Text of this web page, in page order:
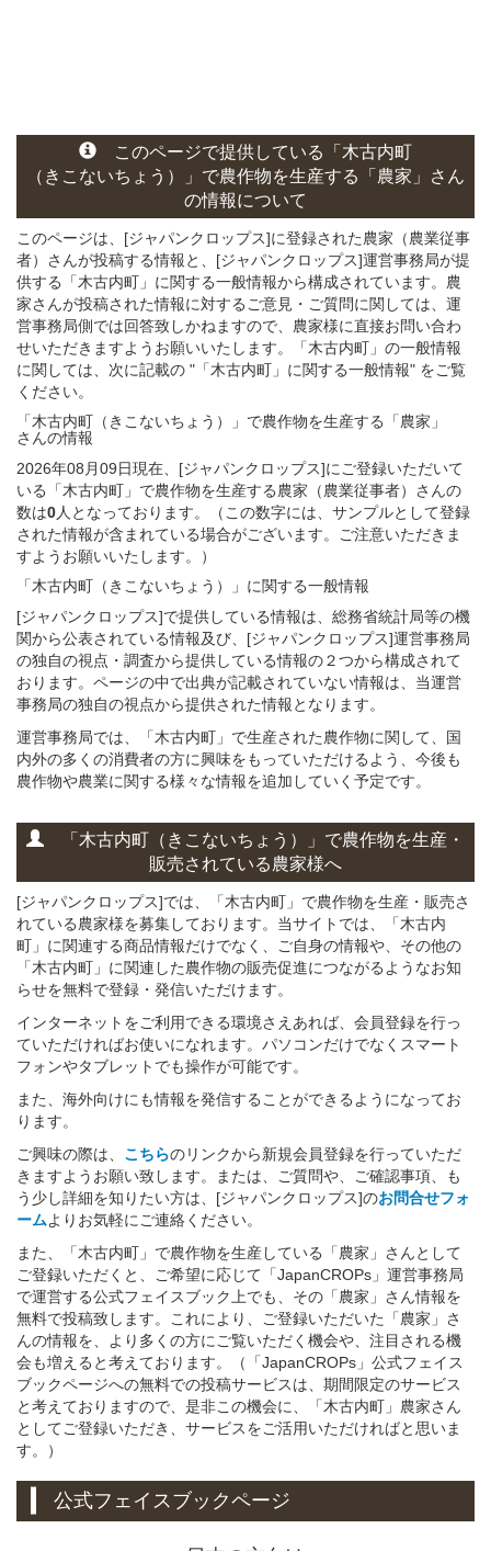
このページで提供している
「木古内町
（きこないちょう）」 で農作物を生産する
「農家」さん
の情報について
このページは、[ジャパンクロップス]に登録された農家（農業従事
者）さんが投稿する情報と、[ジャパンクロップス]運営事務局が提
供する「木古内町」に関する一般情報から構成されています。農
家さんが投稿された情報に対するご意見・ご質問に関しては、運
営事務局側では回答致しかねますので、農家様に直接お問い合わ
せいただきますようお願いいたします。「木古内町」の一般情報
に関しては、次に記載の "「木古内町」に関する一般情報" をご覧
ください。
「木古内町（きこないちょう）」 で農作物を生産する
「農家」
さんの情報
2026年08月09日現在、[ジャパンクロップス]にご登録いただいて
いる「木古内町」で農作物を生産する農家（農業従事者）さんの
数は0人となっております。（この数字には、サンプルとして登録
された情報が含まれている場合がございます。ご注意いただきま
すようお願いいたします。）
「木古内町（きこないちょう）」 に関する一般情報
[ジャパンクロップス]で提供している情報は、総務省統計局等の機
関から公表されている情報及び、[ジャパンクロップス]運営事務局
の独自の視点・調査から提供している情報の２つから構成されて
おります。ページの中で出典が記載されていない情報は、当運営
事務局の独自の視点から提供された情報となります。
運営事務局では、「木古内町」で生産された農作物に関して、国
内外の多くの消費者の方に興味をもっていただけるよう、今後も
農作物や農業に関する様々な情報を追加していく予定です。
「木古内町（きこないちょう）」 で農作物を生産・
販売されている農家様へ
[ジャパンクロップス]では、「木古内町」で農作物を生産・販売さ
れている農家様を募集しております。当サイトでは、「木古内
町」に関連する商品情報だけでなく、ご自身の情報や、その他の
「木古内町」に関連した農作物の販売促進につながるようなお知
らせを無料で登録・発信いただけます。
インターネットをご利用できる環境さえあれば、会員登録を行っ
ていただければお使いになれます。パソコンだけでなくスマート
フォンやタブレットでも操作が可能です。
また、海外向けにも情報を発信することができるようになってお
ります。
ご興味の際は、 こちらのリンクから新規会員登録を行っていただ
きますようお願い致します。または、ご質問や、ご確認事項、も
う少し詳細を知りたい方は、[ジャパンクロップス]のお問合せフォ
ームよりお気軽にご連絡ください。
また、「木古内町」で農作物を生産している「農家」さんとして
ご登録いただくと、ご希望に応じて「JapanCROPs」運営事務局
で運営する公式フェイスブック上でも、その「農家」さん情報を
無料で投稿致します。これにより、ご登録いただいた「農家」さ
んの情報を、より多くの方にご覧いただく機会や、注目される機
会も増えると考えております。（「JapanCROPs」公式フェイス
ブックページへの無料での投稿サービスは、期間限定のサービス
と考えておりますので、是非この機会に、「木古内町」農家さん
としてご登録いただき、サービスをご活用いただければと思いま
す。）
公式フェイスブックページ